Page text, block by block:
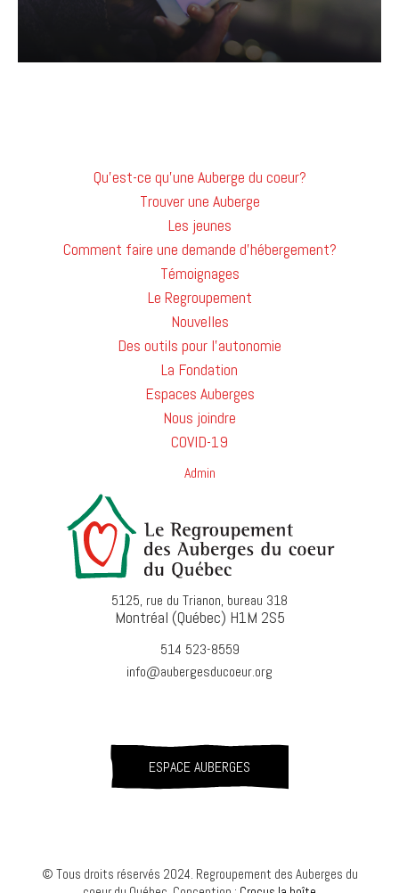
Qu'est-ce qu'une Auberge du coeur?
Trouver une Auberge
Les jeunes
Comment faire une demande d'hébergement?
Témoignages
Le Regroupement
Nouvelles
Des outils pour l'autonomie
La Fondation
Espaces Auberges
Nous joindre
COVID-19
Admin
5125, rue du Trianon, bureau 318
Montréal (Québec) H1M 2S5
514 523-8559
info@aubergesducoeur.org
ESPACE AUBERGES
© Tous droits réservés 2024. Regroupement des Auberges du